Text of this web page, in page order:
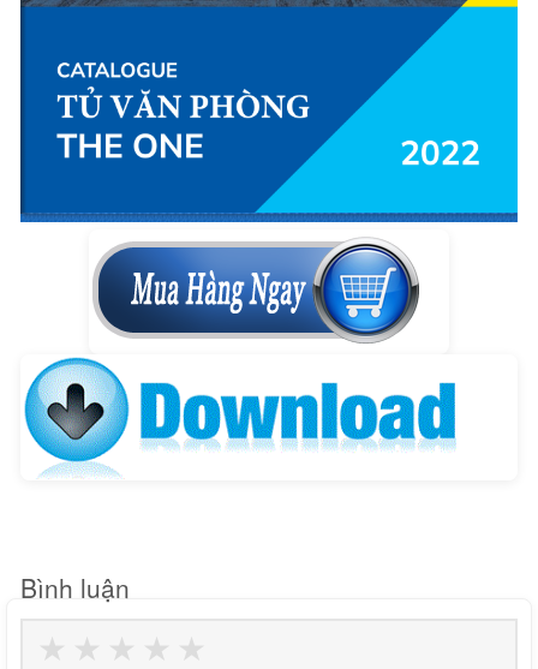
Bình luận
★
★
★
★
★